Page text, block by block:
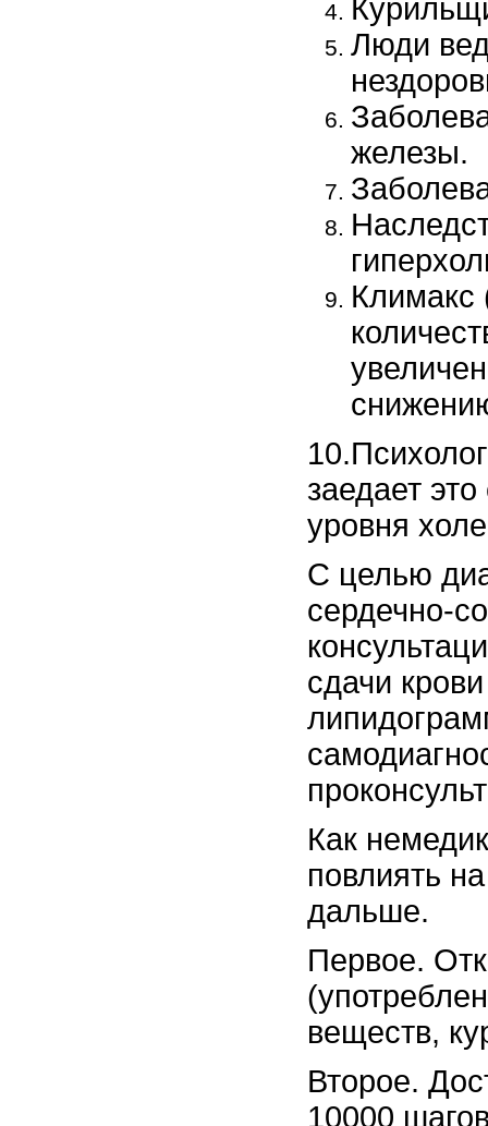
Люди
железы.
Климакс
заедает
уровня
С целью
сердечно-
сдачи
Как
повлиять
дальше.
Первое.
веществ,
Второе.
10000